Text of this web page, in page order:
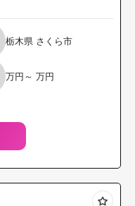
栃木県 さくら市
万円～ 万円